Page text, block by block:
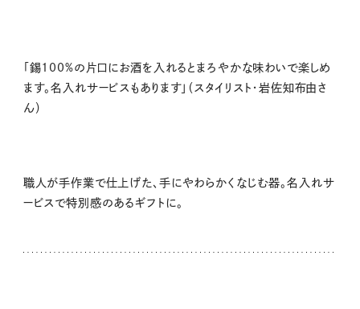
「錫100%の片口にお酒を入れるとまろやかな味わいで楽しめ
ます。名入れサービスもあります」（スタイリスト・岩佐知布由さ
ん）
職人が手作業で仕上げた、手にやわらかくなじむ器。名入れサ
ービスで特別感のあるギフトに。